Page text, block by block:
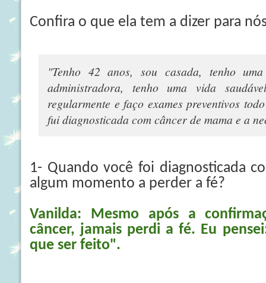
Confira o que ela tem a dizer para
"Tenho 42 anos, sou casada, tenho
administradora, tenho uma vida
regularmente e faço exames preventivos
fui diagnosticada com câncer de mama e a
1- Quando você foi diagnosticada
algum momento a perder a fé?
Vanilda: Mesmo após a
câncer, jamais perdi a fé. Eu
que ser feito".